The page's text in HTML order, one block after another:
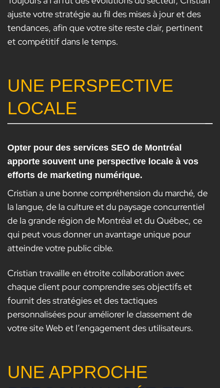
ajuste votre stratégie au fil des mises à jour et des
tendances, afin que votre site reste clair, pertinent
et compétitif dans le temps.
UNE PERSPECTIVE
LOCALE
Opter pour des services SEO de Montréal
apporte souvent une perspective locale à vos
efforts de marketing numérique.
Cristian a une bonne compréhension du marché, de
la langue, de la culture et du paysage concurrentiel
de la grande région de Montréal et du Québec, ce
qui peut vous donner un avantage unique pour
atteindre votre public cible.
Cristian travaille en étroite collaboration avec
chaque client pour comprendre ses objectifs et
fournit des stratégies et des tactiques
personnalisées pour améliorer le classement de
votre site Web et l’engagement des utilisateurs.
UNE APPROCHE